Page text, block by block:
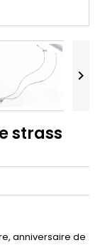

strass
anniversaire de